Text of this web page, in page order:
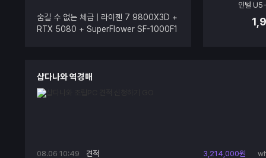
숨길 수 없는 체급 | 라이젠 7 9800X3D +
RTX 5080 + SuperFlower SF-1000F1
인텔
샵다나와 역경매
08.06 10:49 견적 3,214,000원